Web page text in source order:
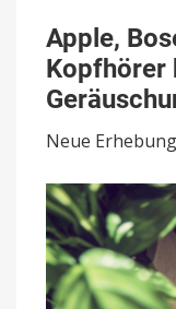
Apple,
Kopfhörer
Neue